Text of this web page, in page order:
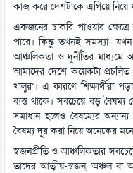
কাজ করে দেশটাকে এগিয়ে নিয়ে
একজনের চাকরি পাওয়ার
পারে। কিন্তু তখনই সমস্যা- যখন
আঞ্চলিকতা ও দুর্নীতির মাধ্যমে
আমাদের দেশে কয়েকটা প্রচলিত
খালুর’। এ কারণে শিক্ষার্থীরা
ব্যস্ত থাকে। সবচেয়ে বড় বৈষম্য
সমাধান হলেও বৈষম্যের
বৈষম্য দূর করা নিয়ে অনেকের
স্বজনপ্রীতি ও আঞ্চলিকতার
তাদের আত্মীয়-স্বজন, অঞ্চল বা